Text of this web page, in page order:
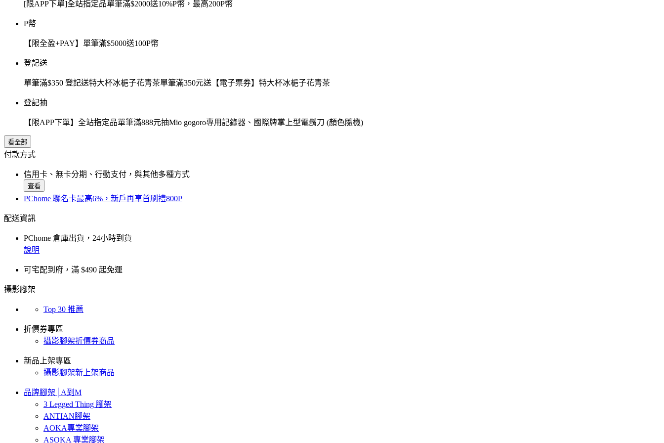
[限APP下單]全站指定品單筆滿$2000送10%P幣，最高200P幣
P幣
【限全盈+PAY】單筆滿$5000送100P幣
登記送
單筆滿$350 登記送特大杯冰梔子花青茶單筆滿350元送【電子票券】特大杯冰梔子花青茶
登記抽
【限APP下單】全站指定品單筆滿888元抽Mio gogoro專用記錄器、國際牌掌上型電鬍刀 (顏色隨機)
看全部
付款方式
信用卡、無卡分期、行動支付，與其他多種方式
查看
PChome 聯名卡最高6%，新戶再享首刷禮800P
配送資訊
PChome 倉庫出貨，24小時到貨
說明
可宅配到府，滿 $490 起免運
攝影腳架
Top 30 推薦
折價券專區
攝影腳架折價券商品
新品上架專區
攝影腳架新上架商品
品牌腳架│A到M
3 Legged Thing 腳架
ANTIAN腳架
AOKA專業腳架
ASOKA 專業腳架